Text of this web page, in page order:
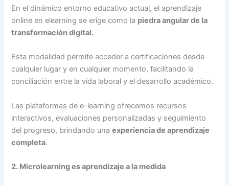
En el dinámico entorno educativo actual, el aprendizaje
online en elearning se erige como la piedra angular de la
transformación digital.
Esta modalidad permite acceder a certificaciones desde
cualquier lugar y en cualquier momento, facilitando la
conciliación entre la vida laboral y el desarrollo académico.
Las plataformas de e-learning ofrecemos recursos
interactivos, evaluaciones personalizadas y seguimiento
del progreso, brindando unaexperiencia de aprendizaje
completa.
2. Microlearning es aprendizaje a la medida